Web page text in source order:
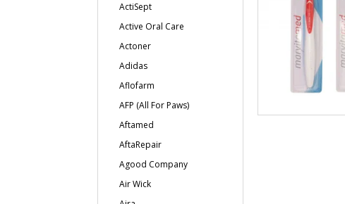
ActiSept
Active Oral Care
Actoner
Adidas
Aflofarm
AFP (All For Paws)
Aftamed
AftaRepair
Agood Company
Air Wick